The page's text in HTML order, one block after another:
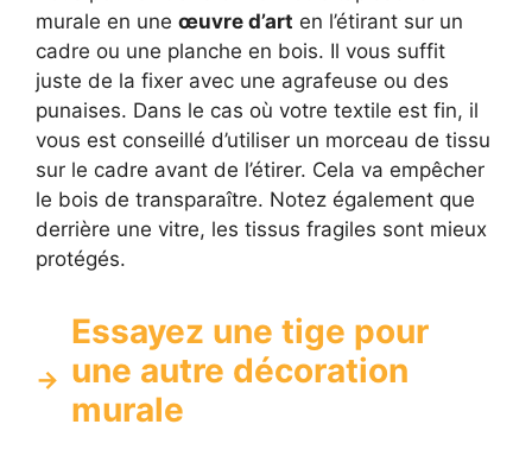
murale en une œuvre d’art en l’étirant sur un
cadre ou une planche en bois. Il vous suffit
juste de la fixer avec une agrafeuse ou des
punaises. Dans le cas où votre textile est fin, il
vous est conseillé d’utiliser un morceau de tissu
sur le cadre avant de l’étirer. Cela va empêcher
le bois de transparaître. Notez également que
derrière une vitre, les tissus fragiles sont mieux
protégés.
Essayez une tige pour
une autre décoration
murale